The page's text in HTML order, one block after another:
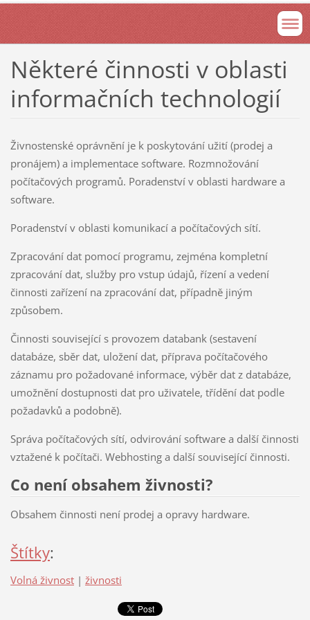
Některé činnosti v oblasti
informačních technologií
Živnostenské oprávnění je k poskytování užití (prodej a
pronájem) a implementace software. Rozmnožování
počítačových programů. Poradenství v oblasti hardware a
software.
Poradenství v oblasti komunikací a počítačových sítí.
Zpracování dat pomocí programu, zejména kompletní
zpracování dat, služby pro vstup údajů, řízení a vedení
činnosti zařízení na zpracování dat, případně jiným
způsobem.
Činnosti související s provozem databank (sestavení
databáze, sběr dat, uložení dat, příprava počítačového
záznamu pro požadované informace, výběr dat z databáze,
umožnění dostupnosti dat pro uživatele, třídění dat podle
požadavků a podobně).
Správa počítačových sítí, odvirování software a další činnosti
vztažené k počítači. Webhosting a další související činnosti.
Co není obsahem živnosti?
Obsahem činnosti není prodej a opravy hardware.
Štítky:
Volná živnost | živnosti